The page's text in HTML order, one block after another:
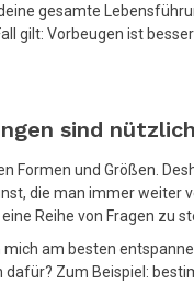
gesamte
gilt: Vorbeugen ist besser
sind
Formen und Größen.
die man immer
Reihe von Fragen zu
mich am besten
Zum Beispiel: